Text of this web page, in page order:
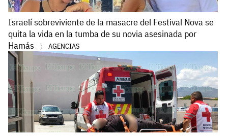
Israelí sobreviviente de la masacre del Festival Nova se
quita la vida en la tumba de su novia asesinada por
Hamás
AGENCIAS